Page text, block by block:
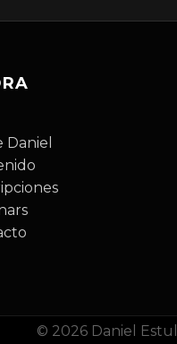
Daniel
© 2026 Daniel